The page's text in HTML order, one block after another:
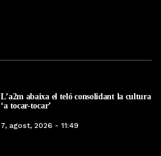
L’a2m abaixa el teló consolidant la cultura
‘a tocar-tocar’
7, agost, 2026 - 11:49